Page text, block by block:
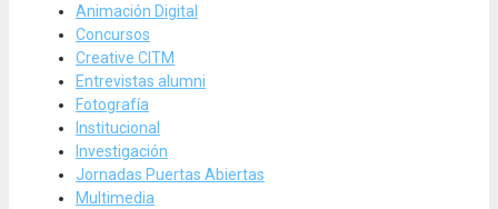
Animación Digital
Concursos
Creative CITM
Entrevistas alumni
Fotografía
Institucional
Investigación
Jornadas Puertas Abiertas
Multimedia